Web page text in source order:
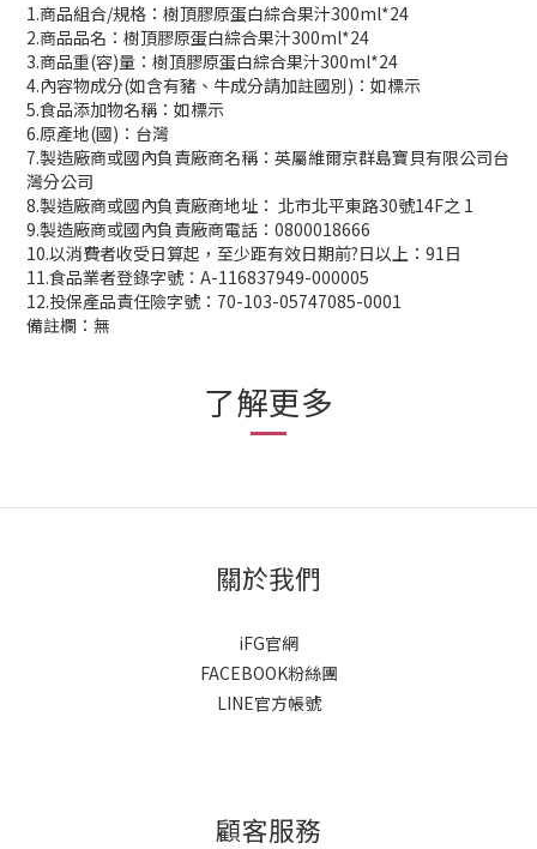
1.商品組合/規格：樹頂膠原蛋白綜合果汁300ml*24
2.商品品名：樹頂膠原蛋白綜合果汁300ml*24
3.商品重(容)量：樹頂膠原蛋白綜合果汁300ml*24
4.內容物成分(如含有豬、牛成分請加註國別)：如標示
5.食品添加物名稱：如標示
6.原產地(國)：台灣
7.製造廠商或國內負責廠商名稱：英屬維爾京群島寶貝有限公司台
灣分公司
8.製造廠商或國內負責廠商地址： 北市北平東路30號14F之 1
9.製造廠商或國內負責廠商電話：0800018666
10.以消費者收受日算起，至少距有效日期前?日以上：91日
11.食品業者登錄字號：A-116837949-000005
12.投保產品責任險字號：70-103-05747085-0001
備註欄：無
了解更多
關於我們
iFG官網
FACEBOOK粉絲團
LINE官方帳號
顧客服務